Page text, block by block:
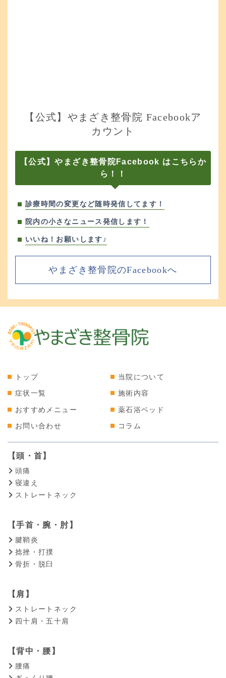
【公式】やまざき整骨院 Facebookア
カウント
【公式】やまざき整骨院Facebook はこちらか
ら！！
診療時間の変更など随時発信してます！
院内の小さなニュース発信します！
いいね！お願いします♪
やまざき整骨院のFacebookへ
トップ 当院について
症状一覧 施術内容
おすすめメニュー 薬石浴ベッド
お問い合わせ コラム
【頭・首】
頭痛
寝違え
ストレートネック
【手首・腕・肘】
腱鞘炎
捻挫・打撲
骨折・脱臼
【肩】
ストレートネック
四十肩・五十肩
【背中・腰】
腰痛